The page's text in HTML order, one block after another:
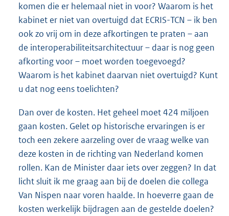
komen die er helemaal niet in voor? Waarom is het
kabinet er niet van overtuigd dat ECRIS-TCN – ik ben
ook zo vrij om in deze afkortingen te praten – aan
de interoperabiliteitsarchitectuur – daar is nog geen
afkorting voor – moet worden toegevoegd?
Waarom is het kabinet daarvan niet overtuigd? Kunt
u dat nog eens toelichten?
Dan over de kosten. Het geheel moet 424 miljoen
gaan kosten. Gelet op historische ervaringen is er
toch een zekere aarzeling over de vraag welke van
deze kosten in de richting van Nederland komen
rollen. Kan de Minister daar iets over zeggen? In dat
licht sluit ik me graag aan bij de doelen die collega
Van Nispen naar voren haalde. In hoeverre gaan de
kosten werkelijk bijdragen aan de gestelde doelen?